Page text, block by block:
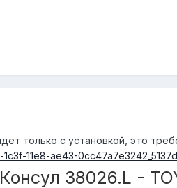
только с установкой, это
11e8-ae43-
38026.L -